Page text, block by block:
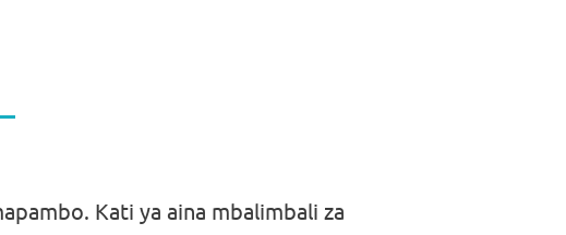
Kati ya aina mbalimbali za